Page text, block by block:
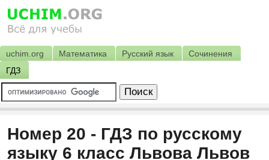
uchim.org Математика Русский язык
Сочинения
ГДЗ
Номер 20 - ГДЗ по русскому
языку 6 класс Львова Львов